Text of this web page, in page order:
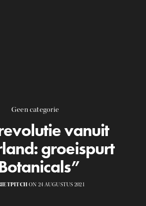
Geen categorie
vanuit
groeispurt
ON 24 AUGUSTUS 2021